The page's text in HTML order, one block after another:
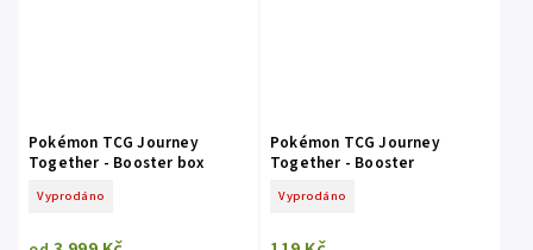
Pokémon TCG Journey
Together - Booster box
Vyprodáno
Pokémon TCG Journey
Together - Booster
Vyprodáno